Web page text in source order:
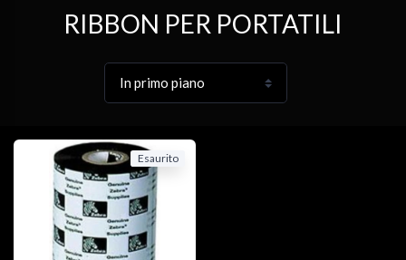
RIBBON PER PORTATILI
Esaurito